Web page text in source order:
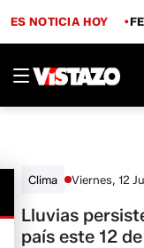
ES NOTICIA HOY
Clima Viernes, 12
Lluvias
país este 12